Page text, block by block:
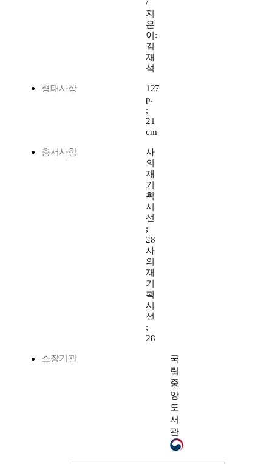
/
지
은
이:
김
재
석
형태사항
127
p.
;
21
cm
총서사항
사
의
재
기
획
시
선
;
28
사
의
재
기
획
시
선
;
28
소장기관
국
립
중
앙
도
서
관